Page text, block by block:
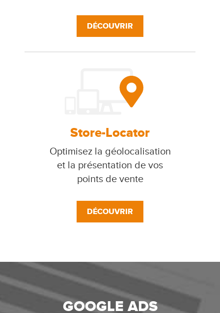
DÉCOUVRIR
Store-Locator
Optimisez la géolocalisation
et la présentation de vos
points de vente
DÉCOUVRIR
GOOGLE ADS